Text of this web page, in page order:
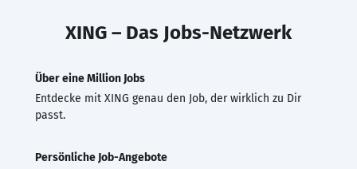
XING – Das Jobs-Netzwerk
Über eine Million Jobs
Entdecke mit XING genau den Job, der wirklich zu Dir
passt.
Persönliche Job-Angebote